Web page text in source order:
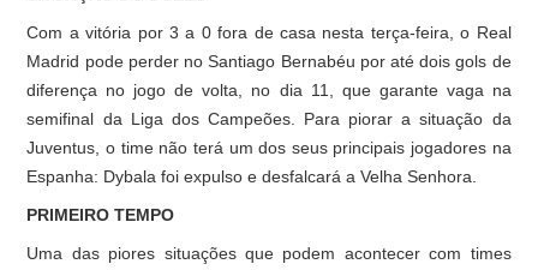
Com a vitória por 3 a 0 fora de casa nesta terça-feira, o Real
Madrid pode perder no Santiago Bernabéu por até dois gols de
diferença no jogo de volta, no dia 11, que garante vaga na
semifinal da Liga dos Campeões. Para piorar a situação da
Juventus, o time não terá um dos seus principais jogadores na
Espanha: Dybala foi expulso e desfalcará a Velha Senhora.
PRIMEIRO TEMPO
Uma das piores situações que podem acontecer com times